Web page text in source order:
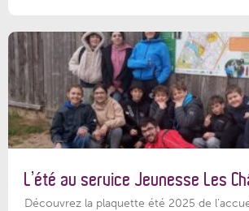
L’été au service Jeunesse Les
Découvrez la plaquette été 2025 de